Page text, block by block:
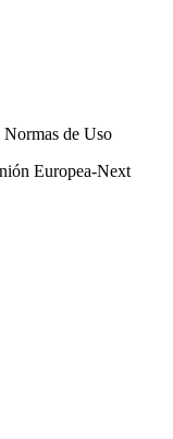
Normas de Uso
Europea-Next